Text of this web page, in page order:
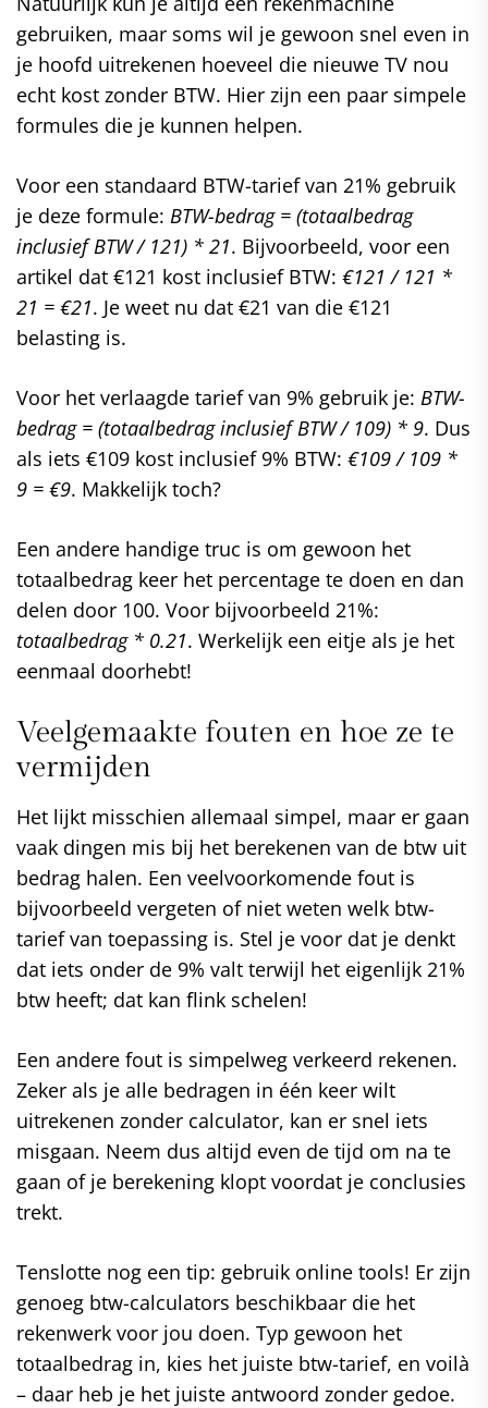
gebruiken, maar soms wil je gewoon snel even in
je hoofd uitrekenen hoeveel die nieuwe TV nou
echt kost zonder BTW. Hier zijn een paar simpele
formules die je kunnen helpen.
Voor een standaard BTW-tarief van 21% gebruik
je deze formule: BTW-bedrag = (totaalbedrag
inclusief BTW / 121) * 21. Bijvoorbeeld, voor een
artikel dat €121 kost inclusief BTW: €121 / 121 *
21 = €21. Je weet nu dat €21 van die €121
belasting is.
Voor het verlaagde tarief van 9% gebruik je: BTW-
bedrag = (totaalbedrag inclusief BTW / 109) * 9. Dus
als iets €109 kost inclusief 9% BTW: €109 / 109 *
9 = €9. Makkelijk toch?
Een andere handige truc is om gewoon het
totaalbedrag keer het percentage te doen en dan
delen door 100. Voor bijvoorbeeld 21%:
totaalbedrag * 0.21. Werkelijk een eitje als je het
eenmaal doorhebt!
Veelgemaakte fouten en hoe ze te
vermijden
Het lijkt misschien allemaal simpel, maar er gaan
vaak dingen mis bij het berekenen van de btw uit
bedrag halen. Een veelvoorkomende fout is
bijvoorbeeld vergeten of niet weten welk btw-
tarief van toepassing is. Stel je voor dat je denkt
dat iets onder de 9% valt terwijl het eigenlijk 21%
btw heeft; dat kan flink schelen!
Een andere fout is simpelweg verkeerd rekenen.
Zeker als je alle bedragen in één keer wilt
uitrekenen zonder calculator, kan er snel iets
misgaan. Neem dus altijd even de tijd om na te
gaan of je berekening klopt voordat je conclusies
trekt.
Tenslotte nog een tip: gebruik online tools! Er zijn
genoeg btw-calculators beschikbaar die het
rekenwerk voor jou doen. Typ gewoon het
totaalbedrag in, kies het juiste btw-tarief, en voilà
– daar heb je het juiste antwoord zonder gedoe.